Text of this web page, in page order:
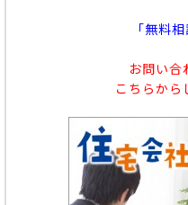
「無料
お問い合
こちらから